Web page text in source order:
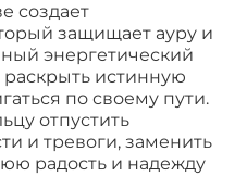
создает
защищает ауру и
энергетический
истинную
по своему пути.
отпустить
и тревоги, заменить
радость и надежду